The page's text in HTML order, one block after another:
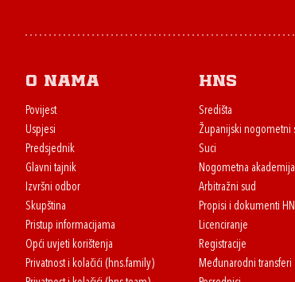
O nama
Povijest
Uspjesi
Predsjednik
Glavni tajnik
Izvršni odbor
Skupština
Pristup informacijama
Opći uvjeti korištenja
Privatnost i kolačići (hns.family)
HNS
Središta
Županijski nogometni
Suci
Nogometna akademija
Arbitražni sud
Propisi i dokumenti
Licenciranje
Registracije
Međunarodni transferi